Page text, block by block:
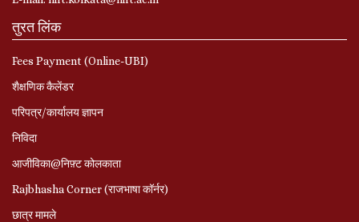
तुरत लिंक
Fees Payment (Online-UBI)
शैक्षणिक कैलेंडर
परिपत्र/कार्यालय ज्ञापन
निविदा
आजीविका@निफ़्ट कोलकाता
Rajbhasha Corner (राजभाषा कॉर्नर)
छात्र मामले